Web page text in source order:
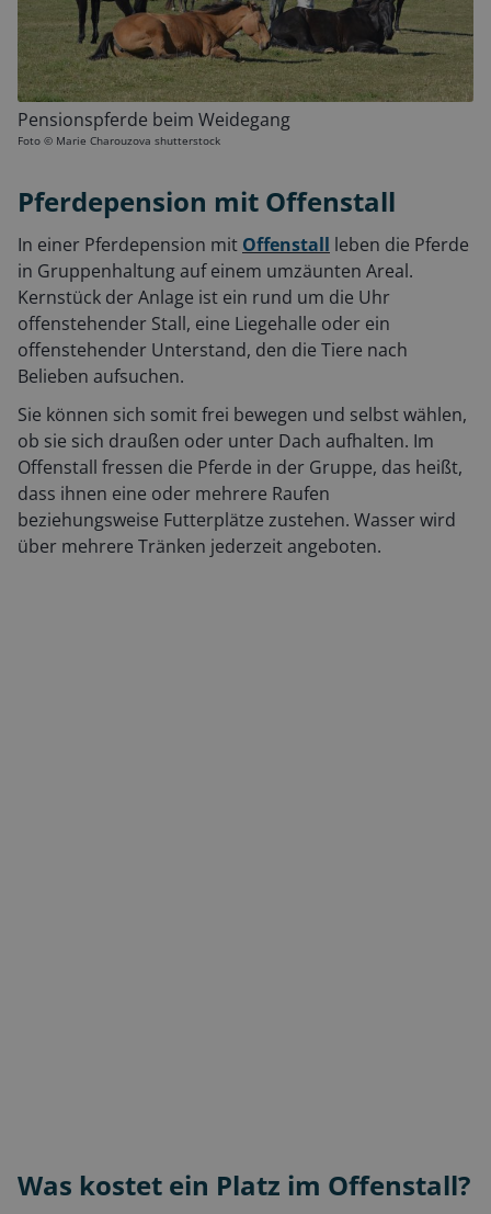
Pensionspferde beim Weidegang
Foto © Marie Charouzova shutterstock
Pferdepension mit Offenstall
In einer Pferdepension mit Offenstall leben die Pferde
in Gruppenhaltung auf einem umzäunten Areal.
Kernstück der Anlage ist ein rund um die Uhr
offenstehender Stall, eine Liegehalle oder ein
offenstehender Unterstand, den die Tiere nach
Belieben aufsuchen.
Sie können sich somit frei bewegen und selbst wählen,
ob sie sich draußen oder unter Dach aufhalten. Im
Offenstall fressen die Pferde in der Gruppe, das heißt,
dass ihnen eine oder mehrere Raufen
beziehungsweise Futterplätze zustehen. Wasser wird
über mehrere Tränken jederzeit angeboten.
Was kostet ein Platz im Offenstall?